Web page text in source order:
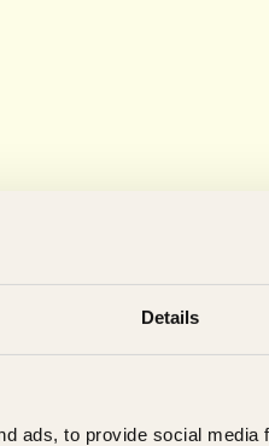
Details
ads, to provide social